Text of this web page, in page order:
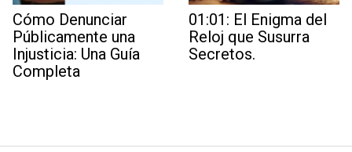
Cómo Denunciar
Públicamente una
Injusticia: Una Guía
Completa
01:01: El Enigma del
Reloj que Susurra
Secretos.